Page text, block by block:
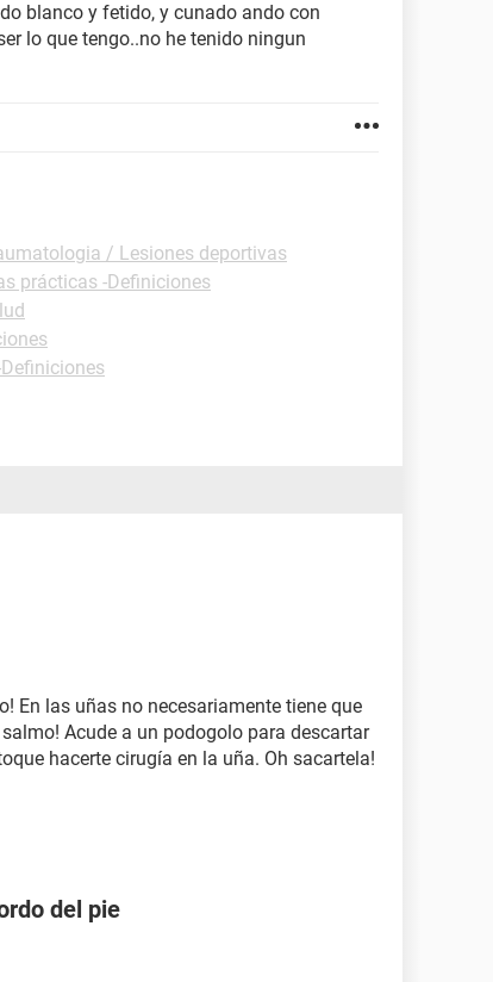
blanco y fetido, y cunado ando con
lo que tengo..no he tenido ningun
/ Lesiones deportivas
prácticas -Definiciones
En las uñas no necesariamente tiene que
Acude a un podogolo para descartar
hacerte cirugía en la uña. Oh sacartela!
del pie